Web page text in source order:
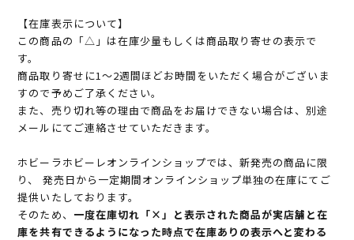
【在庫表示について】
この商品の「△」は在庫少量もしくは商品取り寄せの表示で
す。
商品取り寄せに1～2週間ほどお時間をいただく場合がございま
すので予めご了承ください。
また、売り切れ等の理由で商品をお届けできない場合は、別途
メールにてご連絡させていただきます。
ホビーラホビーレオンラインショップでは、新発売の商品に限
り、 発売日から一定期間オンラインショップ単独の在庫にてご
提供いたしております。
そのため、 一度在庫切れ「×」と表示された商品が実店舗と在
庫を共有できるようになった時点で在庫ありの表示へと変わる